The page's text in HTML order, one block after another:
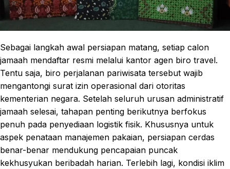
Sebagai langkah awal persiapan matang, setiap calon
jamaah mendaftar resmi melalui kantor agen biro travel.
Tentu saja, biro perjalanan pariwisata tersebut wajib
mengantongi surat izin operasional dari otoritas
kementerian negara. Setelah seluruh urusan administratif
jamaah selesai, tahapan penting berikutnya berfokus
penuh pada penyediaan logistik fisik. Khususnya untuk
aspek penataan manajemen pakaian, persiapan cerdas
benar-benar mendukung pencapaian puncak
kekhusyukan beribadah harian. Terlebih lagi, kondisi iklim